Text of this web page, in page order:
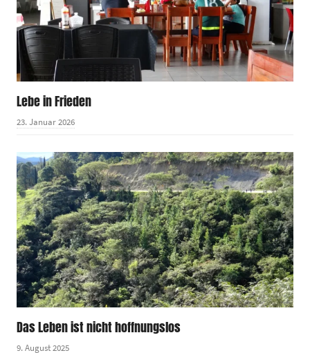
Lebe in Frieden
23. Januar 2026
Das Leben ist nicht hoffnungslos
9. August 2025